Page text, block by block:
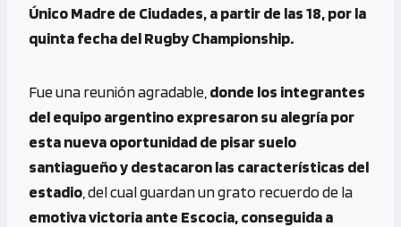
Único Madre de Ciudades, a partir de las 18, por la
quinta fecha del Rugby Championship.
Fue una reunión agradable, donde los integrantes
del equipo argentino expresaron su alegría por
esta nueva oportunidad de pisar suelo
santiagueño y destacaron las características del
estadio , del cual guardan un grato recuerdo de la
emotiva victoria ante Escocia, conseguida a